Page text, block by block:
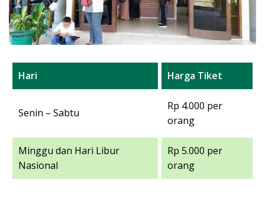
Hari Harga Tiket
Senin – Sabtu
Rp 4.000 per
orang
Minggu dan Hari Libur
Nasional
Rp 5.000 per
orang